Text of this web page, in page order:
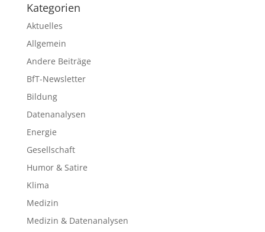
Kategorien
Aktuelles
Allgemein
Andere Beiträge
BfT-Newsletter
Bildung
Datenanalysen
Energie
Gesellschaft
Humor & Satire
Klima
Medizin
Medizin & Datenanalysen